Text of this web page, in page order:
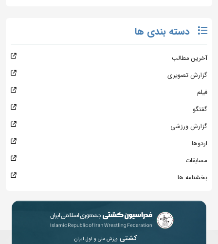
دسته بندی ها
آخرین مطالب
گزارش تصویری
فیلم
گفتگو
گزارش ورزشی
اردوها
مسابقات
بخشنامه ها
کشتی ورزش ملی و اول ایران